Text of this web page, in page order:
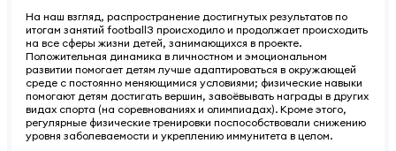
На наш взгляд, распространение достигнутых результатов по
итогам занятий football3 происходило и продолжает происходить
на все сферы жизни детей, занимающихся в проекте.
Положительная динамика в личностном и эмоциональном
развитии помогает детям лучше адаптироваться в окружающей
среде с постоянно меняющимися условиями; физические навыки
помогают детям достигать вершин, завоёвывать награды в других
видах спорта (на соревнованиях и олимпиадах). Кроме этого,
регулярные физические тренировки поспособствовали снижению
уровня заболеваемости и укреплению иммунитета в целом.